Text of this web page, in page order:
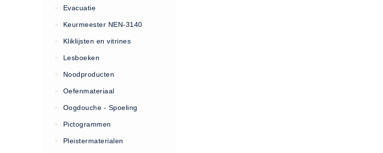
Algemene Voorwaarden
Vacatures
AED apparaten (11)
> Evacuatie
> Keurmeester NEN-3140
> Kliklijsten en vitrines
> Lesboeken
> Noodproducten
> Oefenmateriaal
> Oogdouche - Spoeling
> Pictogrammen
> Pleistermaterialen